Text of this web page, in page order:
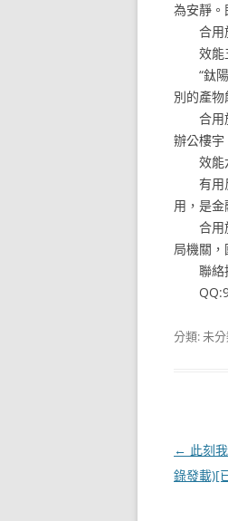
為安靜。
合用於
效能
“鈦陽
別的產物
合用於
辦公樓宇
效能六
有用反
用，是金
合用於
局機關，
聯絡接
分類: 未
文
章
← 此刻
錄發載)[